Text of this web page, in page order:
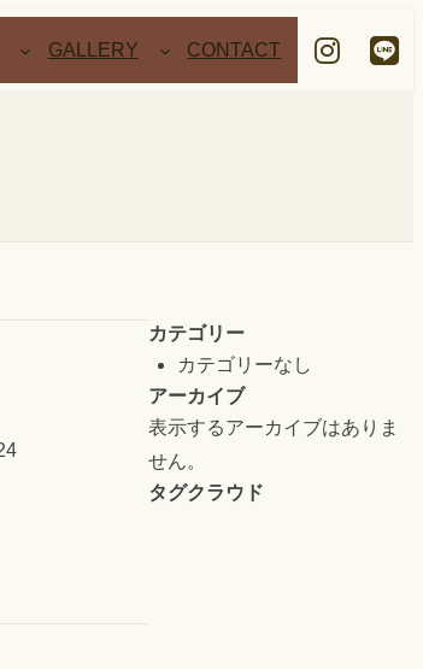
GALLERY CONTACT
イ
ン
コ
カテゴリー
カテゴリーなし
アーカイブ
表示するアーカイブはありま
せん。
タグクラウド